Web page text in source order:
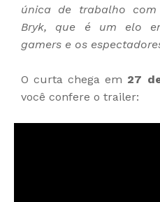
única de trabalho
Bryk, que é um elo
gamers e os
O curta chega em 27
você confere o trailer: